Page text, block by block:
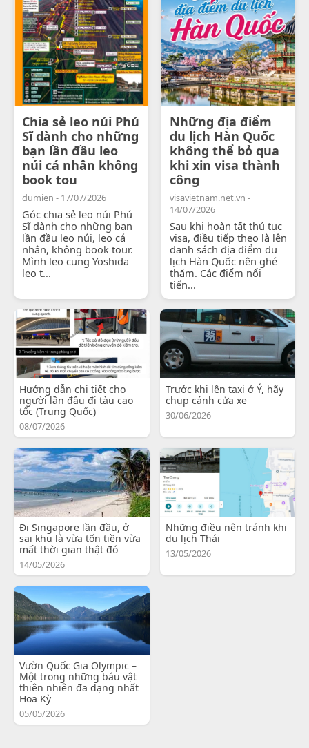
Chia sẻ leo núi Phú
Sĩ dành cho những
bạn lần đầu leo
núi cá nhân không
book tou
dumien - 17/07/2026
Góc chia sẻ leo núi Phú
Sĩ dành cho những bạn
lần đầu leo núi, leo cá
nhân, không book tour.
Mình leo cung Yoshida
leo t...
Những địa điểm
du lịch Hàn Quốc
không thể bỏ qua
khi xin visa thành
công
visavietnam.net.vn -
14/07/2026
Sau khi hoàn tất thủ tục
visa, điều tiếp theo là lên
danh sách địa điểm du
lịch Hàn Quốc nên ghé
thăm. Các điểm nổi
tiến...
Hướng dẫn chi tiết cho
người lần đầu đi tàu cao
tốc (Trung Quốc)
08/07/2026
Trước khi lên taxi ở Ý, hãy
chụp cánh cửa xe
30/06/2026
Đi Singapore lần đầu, ở
sai khu là vừa tốn tiền vừa
mất thời gian thật đó
14/05/2026
Những điều nên tránh khi
du lịch Thái
13/05/2026
Vườn Quốc Gia Olympic –
Một trong những báu vật
thiên nhiên đa dạng nhất
Hoa Kỳ
05/05/2026